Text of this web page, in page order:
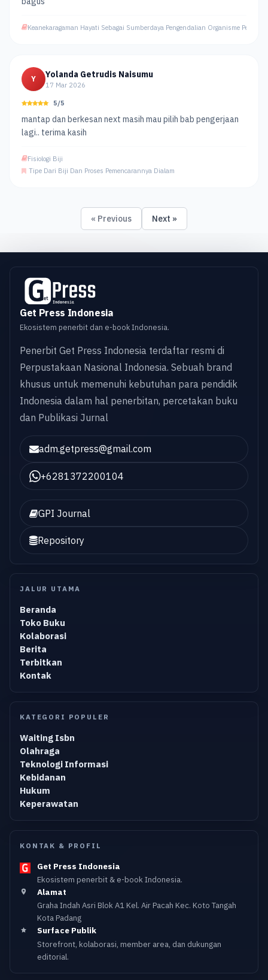
Keanekaragaman Hayati Sebagai Sumberdaya Pengendalian Organisme
Y Yolanda Getrudis Naisumu
17 Mar 2026
5/5
mantap dan berkesan next masih mau pilih bab pengerjaan
lagi.. terima kasih
Fisiologi Biji
Tipe Dari Biji Dan Proses Pemencarannya Dialam
« Previous Next »
Get Press Indonesia
Ekosistem penerbit dan e-book Indonesia.
Penerbit Get Press Indonesia terdaftar resmi di
Perpustakaan Nasional Indonesia. Sebuah brand
khusus untuk memenuhi kebutuhan para pendidik
Indonesia dalam hal penerbitan, percetakan buku
dan Publikasi Jurnal
adm.getpress@gmail.com
+6281372200104
GPI Journal
Repository
JALUR UTAMA
Beranda
Toko Buku
Kolaborasi
Berita
Terbitkan
Kontak
KATEGORI POPULER
Waiting Isbn
Olahraga
Teknologi Informasi
Kebidanan
Hukum
Keperawatan
KONTAK & PROFIL
Get Press Indonesia
Ekosistem penerbit & e-book Indonesia.
Alamat
Graha Indah Asri Blok A1 Kel. Air Pacah Kec. Koto Tangah
Kota Padang
Surface Publik
Storefront, kolaborasi, member area, dan dukungan
editorial.